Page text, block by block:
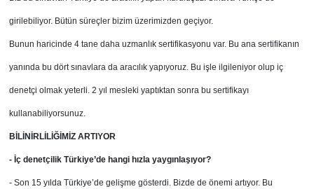
girilebiliyor. Bütün süreçler bizim üzerimizden geçiyor.
Bunun haricinde 4 tane daha uzmanlık sertifikasyonu var. Bu ana sertifikanın
yanında bu dört sınavlara da aracılık yapıyoruz. Bu işle ilgileniyor olup iç
denetçi olmak yeterli. 2 yıl mesleki yaptıktan sonra bu sertifikayı
kullanabiliyorsunuz.
BİLİNİRLİLİĞİMİZ ARTIYOR
- İç denetçilik Türkiye’de hangi hızla yaygınlaşıyor?
- Son 15 yılda Türkiye’de gelişme gösterdi. Bizde de önemi artıyor. Bu